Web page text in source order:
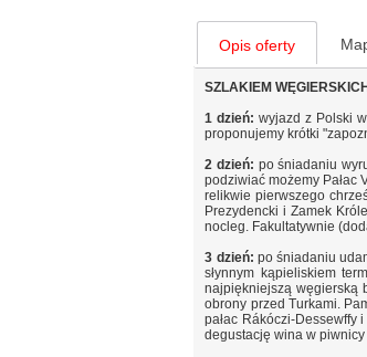
Opis oferty
SZLAKIEM
1 dzień: wyjazd z Polski
proponujemy krótki
2 dzień: po śniadaniu
podziwiać możemy Pałac
relikwie pierwszego
Prezydencki i Zamek
nocleg. Fakultatywnie
3 dzień: po śniadaniu
słynnym kąpieliskiem
najpiękniejszą węgierską
obrony przed Turkami.
pałac Rákóczi-Dessewffy
degustację wina w piwnicy